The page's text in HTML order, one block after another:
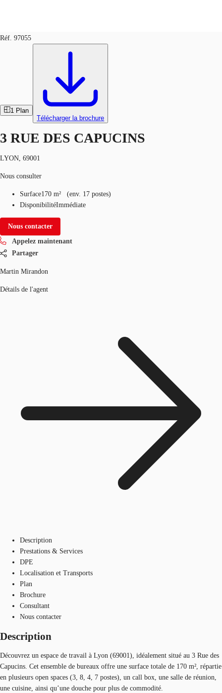
Données marchés
Pourquoi JLL?
NxT
Favoris
Appelez maintenant
Réf. 97055
1 Plan
Télécharger la brochure
3 RUE DES CAPUCINS
LYON, 69001
Nous consulter
Surface170 m² (env. 17 postes)
DisponibilitéImmédiate
Nous contacter
Appelez maintenant
Partager
Martin Mirandon
Détails de l'agent
Description
Prestations & Services
DPE
Localisation et Transports
Plan
Brochure
Consultant
Nous contacter
Description
Découvrez un espace de travail à Lyon (69001), idéalement situé au 3 Rue des
Capucins. Cet ensemble de bureaux offre une surface totale de 170 m², répartie
en plusieurs open spaces (3, 8, 4, 7 postes), un call box, une salle de réunion,
une cuisine, ainsi qu’une douche pour plus de commodité.